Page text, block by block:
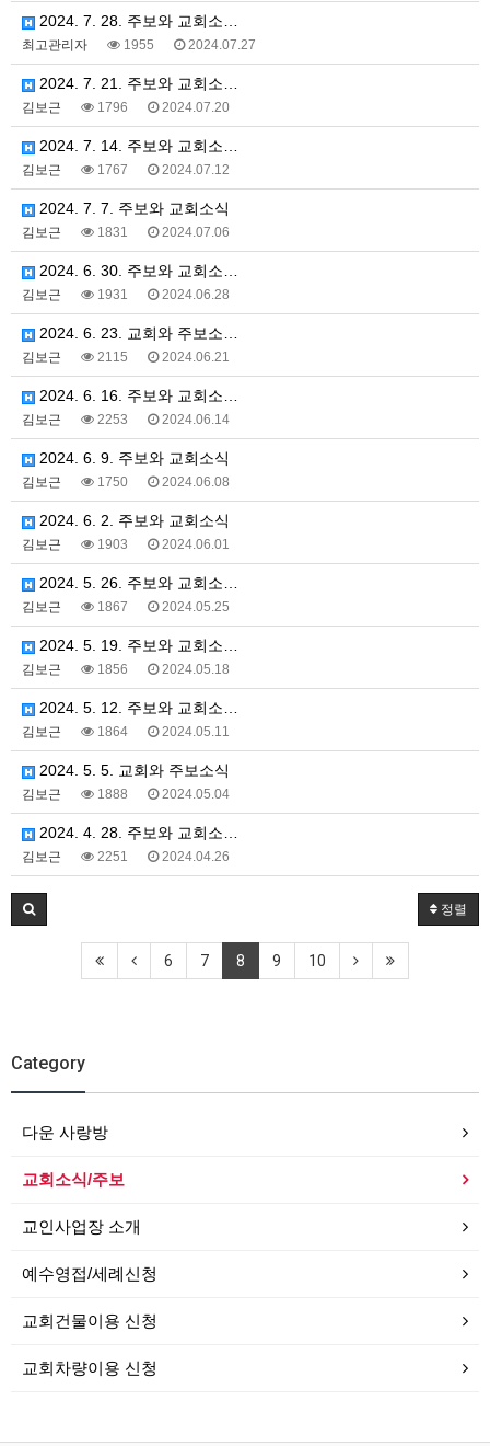
2024. 7. 28. 주보와 교회소…
최고관리자 1955 2024.07.27
2024. 7. 21. 주보와 교회소…
김보근 1796 2024.07.20
2024. 7. 14. 주보와 교회소…
김보근 1767 2024.07.12
2024. 7. 7. 주보와 교회소식
김보근 1831 2024.07.06
2024. 6. 30. 주보와 교회소…
김보근 1931 2024.06.28
2024. 6. 23. 교회와 주보소…
김보근 2115 2024.06.21
2024. 6. 16. 주보와 교회소…
김보근 2253 2024.06.14
2024. 6. 9. 주보와 교회소식
김보근 1750 2024.06.08
2024. 6. 2. 주보와 교회소식
김보근 1903 2024.06.01
2024. 5. 26. 주보와 교회소…
김보근 1867 2024.05.25
2024. 5. 19. 주보와 교회소…
김보근 1856 2024.05.18
2024. 5. 12. 주보와 교회소…
김보근 1864 2024.05.11
2024. 5. 5. 교회와 주보소식
김보근 1888 2024.05.04
2024. 4. 28. 주보와 교회소…
김보근 2251 2024.04.26
정렬
6 7 8 9 10
Category
다운 사랑방
교회소식/주보
교인사업장 소개
예수영접/세례신청
교회건물이용 신청
교회차량이용 신청